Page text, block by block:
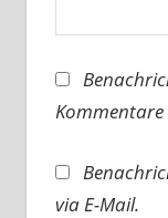
Kommentare
via E-Mail.